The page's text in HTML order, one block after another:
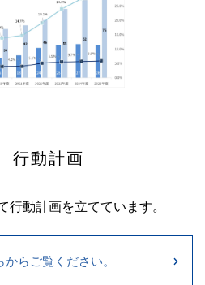
行動計画
動計画を立てています。
らご覧ください。